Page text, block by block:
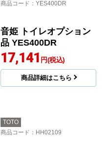
南海プライウッド
商品コード：TJHD-CW-A